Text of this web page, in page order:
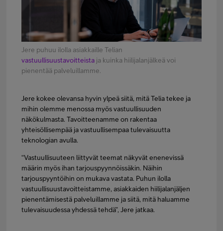
Jere puhuu ilolla asiakkaille Telian
vastuullisuustavoitteista ja kuinka hiilijalanjälkeä voi
pienentää palveluillamme.
Jere kokee olevansa hyvin ylpeä siitä, mitä Telia tekee ja
mihin olemme menossa myös vastuullisuuden
näkökulmasta. Tavoitteenamme on rakentaa
yhteisöllisempää ja vastuullisempaa tulevaisuutta
teknologian avulla.
“Vastuullisuuteen liittyvät teemat näkyvät enenevissä
määrin myös ihan tarjouspyynnöissäkin. Näihin
tarjouspyyntöihin on mukava vastata. Puhun ilolla
vastuullisuustavoitteistamme, asiakkaiden hiilijalanjäljen
pienentämisestä palveluillamme ja siitä, mitä haluamme
tulevaisuudessa yhdessä tehdä”, Jere jatkaa.